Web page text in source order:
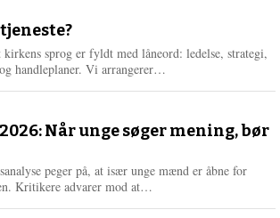
e
r
e
sprog er fyldt med låneord: ledelse, strategi,
handleplaner. Vi arrangerer…
e
Når unge søger mening, bør
peger på, at især unge mænd er åbne for
Kritikere advarer mod at…